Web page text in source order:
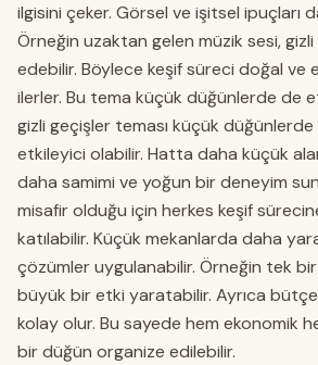
ilgisini çeker. Görsel ve işitsel ipuçları
Örneğin uzaktan gelen müzik sesi, gizli
edebilir. Böylece keşif süreci doğal ve
ilerler. Bu tema küçük düğünlerde de
gizli geçişler teması küçük
etkileyici olabilir. Hatta daha küçük
daha samimi ve yoğun bir deneyim
misafir olduğu için herkes keşif
katılabilir. Küçük mekanlarda daha
çözümler uygulanabilir. Örneğin tek
büyük bir etki yaratabilir. Ayrıca
kolay olur. Bu sayede hem ekonomik
bir düğün organize edilebilir.